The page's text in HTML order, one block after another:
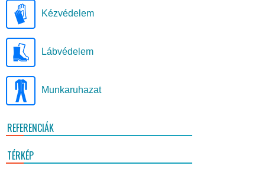
Kézvédelem
Lábvédelem
Munkaruhazat
REFERENCIÁK
TÉRKÉP